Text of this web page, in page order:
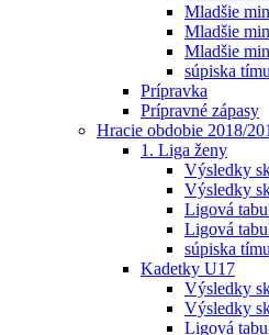
Mladšie
Mladšie
Mladšie
súpiska
Prípravka
Prípravné zápasy
Hracie obdobie 2018/
1. Liga ženy
Výsledky
Výsledky
Ligová
Ligová
súpiska tímu
Kadetky U17
Výsledky
Výsledky
Ligová